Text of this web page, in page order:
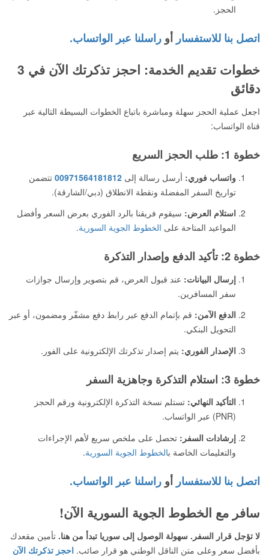
الحجز.
اتصل بنا للاستفسار أو راسلنا عبر الواتساب.
خطوات تقديم الخدمة: احجز تذكرتك الآن في 3
دقائق
اجعل عملية الحجز سهلة ومباشرة باتباع الخطوات البسيطة التالية عبر
قناة الواتساب:
خطوة 1: طلب الحجز السريع
واتساب فوري: أرسل رسالة إلى 00971564181812 تتضمن
تواريخ السفر المفضلة ونقطة الانطلاق (دبي/الشارقة).
استلام العرض: سيقوم فريقنا بالرد الفوري بعرض السعر وأفضل
المواعيد المتاحة على الخطوط الجوية السورية.
خطوة 2: تأكيد الدفع وإصدار التذكرة
إرسال البيانات: عند قبول العرض، قم بتصوير وإرسال جوازات
سفر المسافرين.
الدفع الآمن: قم بإتمام الدفع عبر رابط دفع مشفّر ومضمون، أو عبر
التحويل البنكي.
الإصدار الفوري: يتم إصدار تذكرتك الإلكترونية على الفور.
خطوة 3: استلام التذكرة وجاهزية السفر
التأكيد النهائي: تستلم نسخة التذكرة الإلكترونية ورقم الحجز
(PNR) عبر الواتساب.
إرشادات السفر: تحصل على ملخص سريع لأهم الإجراءات
والتعليمات الخاصة بالخطوط الجوية السورية.
اتصل بنا للاستفسار أو راسلنا عبر الواتساب.
سافر مع الخطوط الجوية السورية الآن!
لا تؤجل قرار السفر. سهولة الوصول إلى سوريا تبدأ من هنا. تأمين مقعدك
بأفضل سعر وعلى متن الناقل الوطني هو قرار صائب. احجز تذكرتك الآن